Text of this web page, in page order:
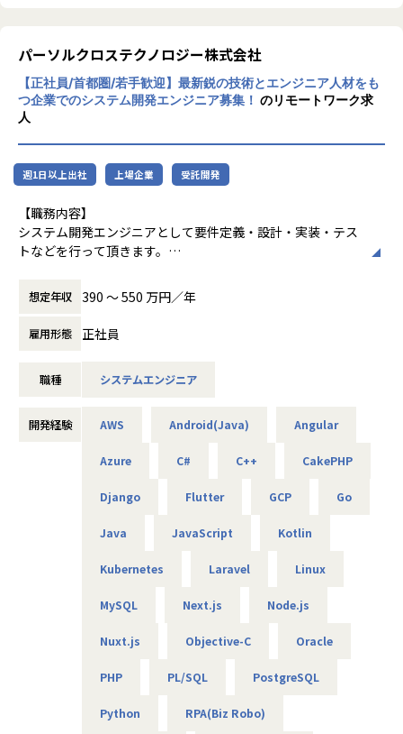
●サービスを作りあげるためにはビジネス・テック・クリエ
イティブといったそれぞれの視点のどれもが強すぎることな
く適切に融合される必要があると私たちは考えています。ト
ップダウンではなく各分野のプロフェッショナルなメンバー
がSunにはあります。
●今、様々なタイプの新しいサービス・価値を届けたいとい
う気持ちをもったクライアントが集まっています。サービス
立ち上げの最初から関わるため、その技術選定・設計・開発
を行うため、制約なく本質的に必要なことを選択できる環境
です。
●国籍ひとつをとっても日本・ベトナム・ペルー・オラン
かで、さまざまな視点、知見、文化をもったメンバーとのチ
【風土・働き方】
度を導入しており、プライベートな予定や家庭の事情に合わ
せて勤務時間を調整したりリモートワークを活用したり、
様々なフィールドのメンバーがそれぞれのスタイルで力を発
揮しています。
【業務の変更の範囲】
上場し、1800名規模の組織に急成長しまし
た。
Sun*は世界平和を目指します。 世界を見渡せ
から、身の回りの小さな生活の課題まで様々
な課題があふれています。私たちはそういっ
た課題解決に、デジタルテクノロジーとクリ
そして課題解決の先の未来、人がそれぞれ思
い描く価値を、「自由に創造できる世界」の
に、新たな価値を創造することにワクワク
い状態、それが私たちにとっての世界平和で
築します。
パーソルクロステクノロジー株式会社
【正社員/首都圏/若手歓迎】最新鋭の技術とエンジニア人材をも
つ企業でのシステム開発エンジニア募集！ のリモートワーク求
人
週1日以上出社 上場企業 受託開発
【職務内容】
システム開発エンジニアとして要件定義・設計・実装・テス
トなどを行って頂きます。
けるプロジェクトに参画頂きます。是非、ご面接内でもあな
たのキャリアプランをお聞かせください！
■主要取引先：事業会社、Sier、通信キャリアなど
■保有プロジェクト：
アプリ、AI、機械学習等の先端技術にも注力しております。t
トのいずれかに参画して頂きます。流通系プロジェクトに関
ェクトに参画して頂きます。誰もが知っている大規模Webア
風土のあるプロジェクトです。社内でチーム体制を組み開発
【派遣プロジェクト】
ソリューション・DX案件に必要なアプリケーション開発を担
想定年収 390 〜 550 万円／年
雇用形態 正社員
職種 システムエンジニア
開発経験 AWS Android(Java) Angular
Azure C# C++ CakePHP
Django Flutter GCP Go
Java JavaScript Kotlin
Kubernetes Laravel Linux
MySQL Next.js Node.js
Nuxt.js Objective-C Oracle
PHP PL/SQL PostgreSQL
Python RPA(Biz Robo)